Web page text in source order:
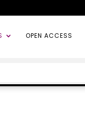
OPEN ACCESS